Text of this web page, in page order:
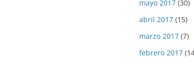
mayo 2017 (30)
abril 2017 (15)
marzo 2017 (7)
febrero 2017